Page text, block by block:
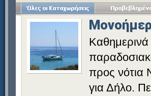
προς νότια
για Δήλο.